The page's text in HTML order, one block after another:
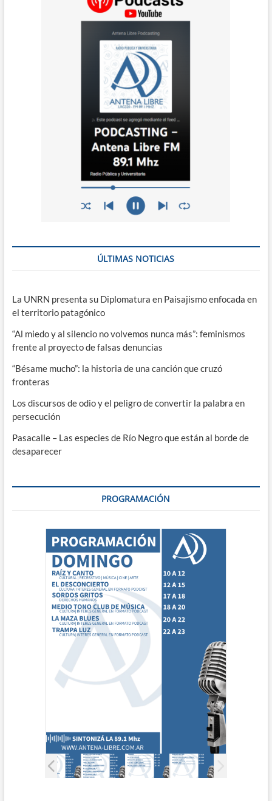
ÚLTIMAS NOTICIAS
La UNRN presenta su Diplomatura en Paisajismo enfocada en
el territorio patagónico
“Al miedo y al silencio no volvemos nunca más”: feminismos
frente al proyecto de falsas denuncias
“Bésame mucho”: la historia de una canción que cruzó
fronteras
Los discursos de odio y el peligro de convertir la palabra en
persecución
Pasacalle – Las especies de Río Negro que están al borde de
desaparecer
PROGRAMACIÓN